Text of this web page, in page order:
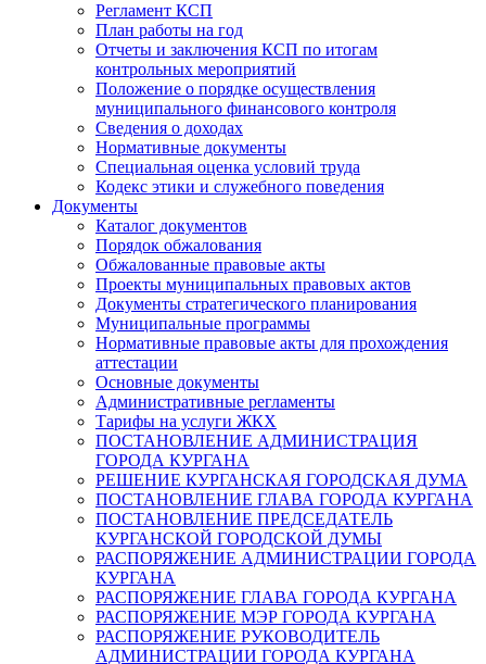
Регламент КСП
План работы на год
Отчеты и заключения КСП по итогам
контрольных мероприятий
Положение о порядке осуществления
муниципального финансового контроля
Сведения о доходах
Нормативные документы
Специальная оценка условий труда
Кодекс этики и служебного поведения
Документы
Каталог документов
Порядок обжалования
Обжалованные правовые акты
Проекты муниципальных правовых актов
Документы стратегического планирования
Муниципальные программы
Нормативные правовые акты для прохождения
аттестации
Основные документы
Административные регламенты
Тарифы на услуги ЖКХ
ПОСТАНОВЛЕНИЕ АДМИНИСТРАЦИЯ
ГОРОДА КУРГАНА
РЕШЕНИЕ КУРГАНСКАЯ ГОРОДСКАЯ ДУМА
ПОСТАНОВЛЕНИЕ ГЛАВА ГОРОДА КУРГАНА
ПОСТАНОВЛЕНИЕ ПРЕДСЕДАТЕЛЬ
КУРГАНСКОЙ ГОРОДСКОЙ ДУМЫ
РАСПОРЯЖЕНИЕ АДМИНИСТРАЦИИ ГОРОДА
КУРГАНА
РАСПОРЯЖЕНИЕ ГЛАВА ГОРОДА КУРГАНА
РАСПОРЯЖЕНИЕ МЭР ГОРОДА КУРГАНА
РАСПОРЯЖЕНИЕ РУКОВОДИТЕЛЬ
АДМИНИСТРАЦИИ ГОРОДА КУРГАНА